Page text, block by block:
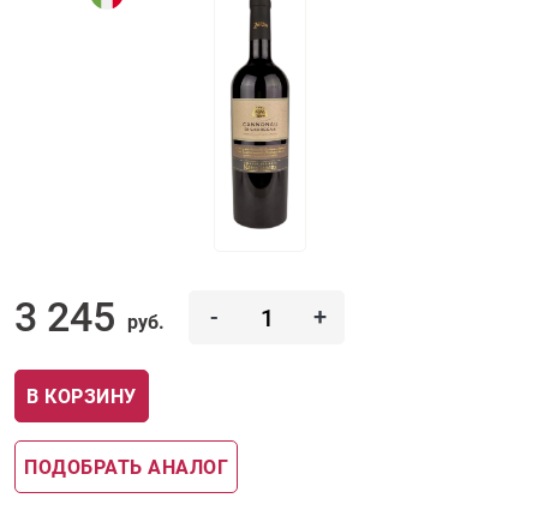
3 245 руб. - +
В КОРЗИНУ
ПОДОБРАТЬ АНАЛОГ